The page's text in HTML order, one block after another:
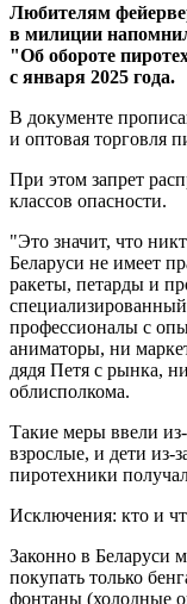
Любителям
в милиции
"Об обороте
с января 2025 года.
В документе
и оптовая торговля
При этом запрет
классов опасности.
"Это значит, что
Беларуси не имеет
ракеты, петарды и
профессионалы с
аниматоры, ни
дядя Петя с рынка,
облисполкома.
Такие меры ввели из-
взрослые, и дети из-
пиротехники
Исключения: кто и
Законно в Беларуси
покупать только
фонтаны (холодные